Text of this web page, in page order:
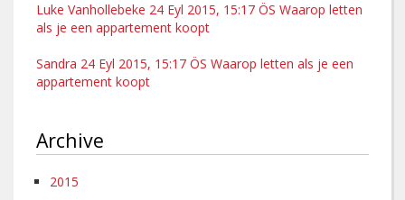
Luke Vanhollebeke 24 Eyl 2015, 15:17 ÖS Waarop letten
als je een appartement koopt
Sandra 24 Eyl 2015, 15:17 ÖS Waarop letten als je een
appartement koopt
Archive
2015